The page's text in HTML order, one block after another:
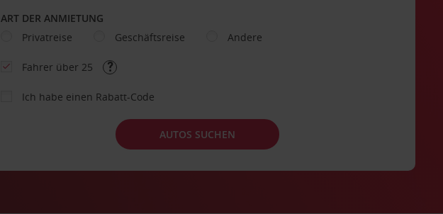
ART DER ANMIETUNG
Privatreise
Geschäftsreise Andere
Fahrer über 25
Ich habe einen Rabatt-Code
AUTOS SUCHEN